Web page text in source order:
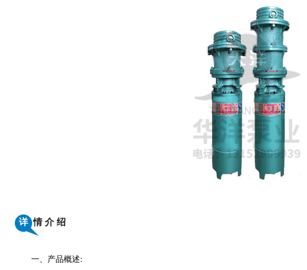
详情 介 绍
一、产品概述: